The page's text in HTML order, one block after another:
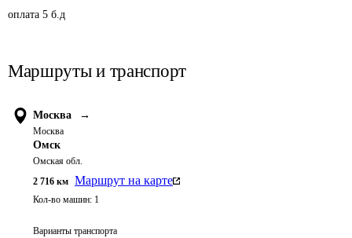
оплата 5 б.д
Маршруты и транспорт
Москва →
Москва
Омск
Омская обл.
2 716 км Маршрут на карте
Кол-во машин: 1
Варианты транспорта